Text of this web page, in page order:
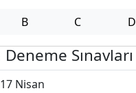
B C D
Sınavları
Nisan